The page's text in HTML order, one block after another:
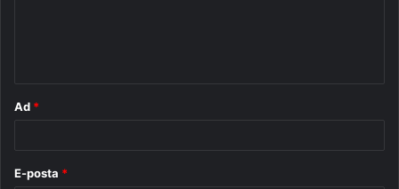
Ad *
E-posta *